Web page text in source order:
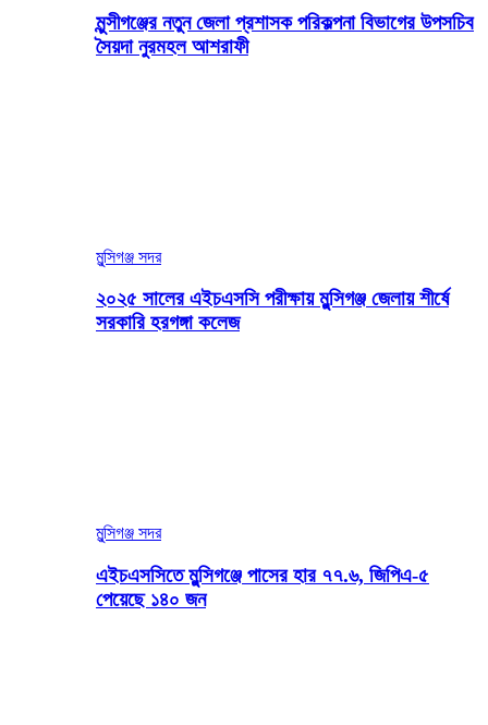
মুন্সীগঞ্জের নতুন জেলা প্রশাসক পরিকল্পনা বিভাগের উপসচিব
সৈয়দা নুরমহল আশরাফী
মুন্সিগঞ্জ সদর
২০২৫ সালের এইচএসসি পরীক্ষায় মুন্সিগঞ্জ জেলায় শীর্ষে
সরকারি হরগঙ্গা কলেজ
মুন্সিগঞ্জ সদর
এইচএসসিতে মুন্সিগঞ্জে পাসের হার ৭৭.৬, জিপিএ-৫
পেয়েছে ১৪০ জন